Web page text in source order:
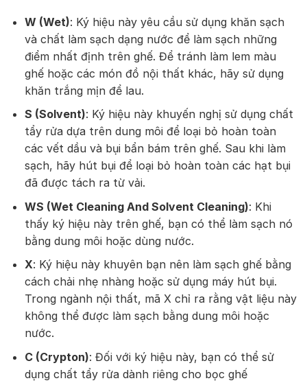
W (Wet): Ký hiệu này yêu cầu sử dụng khăn sạch
và chất làm sạch dạng nước để làm sạch những
điểm nhất định trên ghế. Để tránh làm lem màu
ghế hoặc các món đồ nội thất khác, hãy sử dụng
khăn trắng mịn để lau.
S (Solvent): Ký hiệu này khuyến nghị sử dụng chất
tẩy rửa dựa trên dung môi để loại bỏ hoàn toàn
các vết dầu và bụi bẩn bám trên ghế. Sau khi làm
sạch, hãy hút bụi để loại bỏ hoàn toàn các hạt bụi
đã được tách ra từ vải.
WS (Wet Cleaning And Solvent Cleaning): Khi
thấy ký hiệu này trên ghế, bạn có thể làm sạch nó
bằng dung môi hoặc dùng nước.
X: Ký hiệu này khuyên bạn nên làm sạch ghế bằng
cách chải nhẹ nhàng hoặc sử dụng máy hút bụi.
Trong ngành nội thất, mã X chỉ ra rằng vật liệu này
không thể được làm sạch bằng dung môi hoặc
nước.
C (Crypton): Đối với ký hiệu này, bạn có thể sử
dụng chất tẩy rửa dành riêng cho bọc ghế